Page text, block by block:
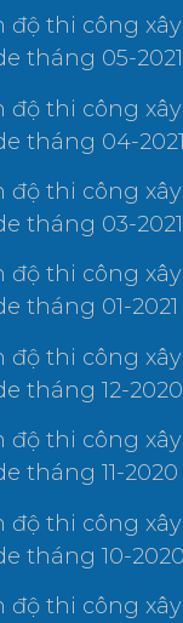
độ thi công
tháng 05-2021
độ thi công
tháng 04-2021
độ thi công
tháng 03-2021
độ thi công
tháng 01-2021
độ thi công
tháng 12-2020
độ thi công
tháng 11-2020
độ thi công
tháng 10-2020
độ thi công